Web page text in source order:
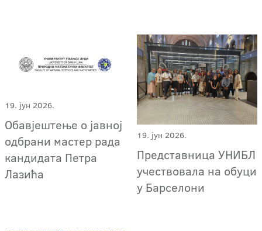
19. јун 2026.
Обавјештење о јавној
одбрани мастер рада
кандидата Петра
Лазића
19. јун 2026.
Представница УНИБЛ
учествовала на обуци
у Барселони